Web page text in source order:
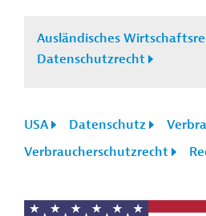
Ausländisches
Datenschutzrecht
USA Datenschutz
Verbraucherschutzrecht